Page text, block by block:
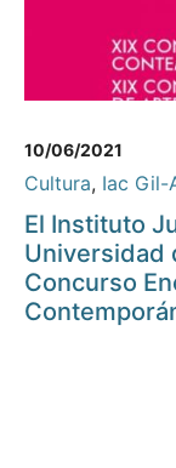
10/06/2021
Cultura, Iac Gil-
El Instituto
Universidad
Concurso